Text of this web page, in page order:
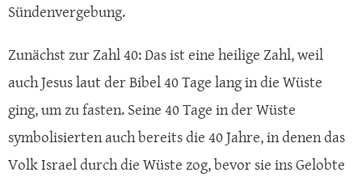
Sündenvergebung.
Zunächst zur Zahl 40: Das ist eine heilige Zahl, weil
auch Jesus laut der Bibel 40 Tage lang in die Wüste
ging, um zu fasten. Seine 40 Tage in der Wüste
symbolisierten auch bereits die 40 Jahre, in denen das
Volk Israel durch die Wüste zog, bevor sie ins Gelobte